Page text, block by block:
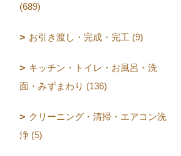
(689)
お引き渡し・完成・完工 (9)
キッチン・トイレ・お風呂・洗
面・みずまわり (136)
クリーニング・清掃・エアコン洗
浄 (5)